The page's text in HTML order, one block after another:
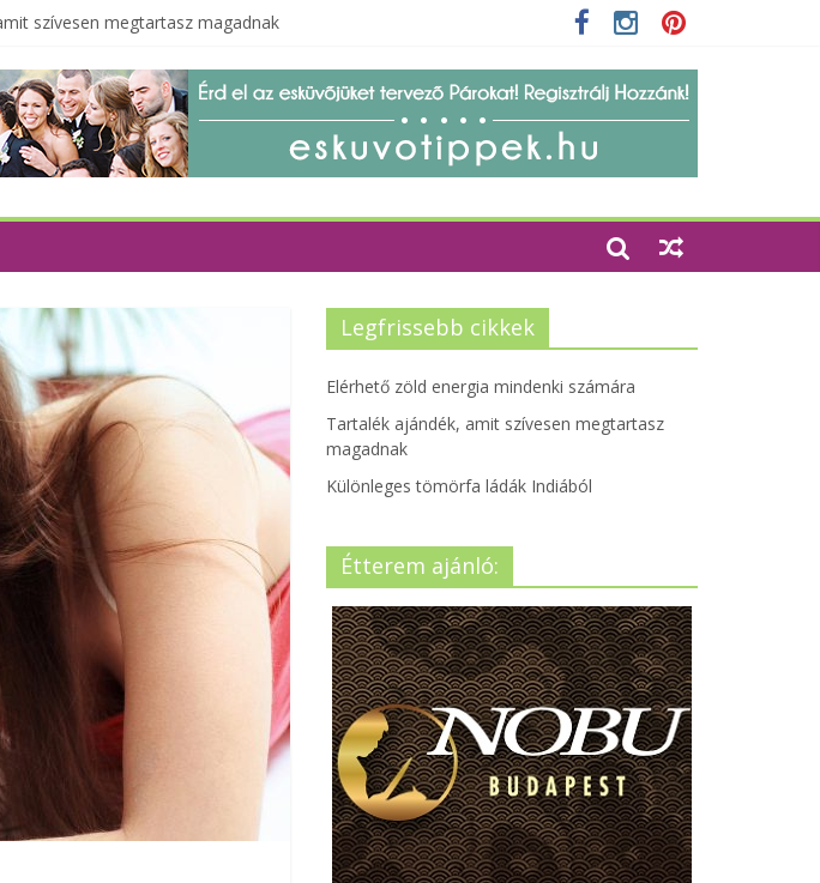
szívesen megtartasz magadnak
mosó- és parfümtermékek környezetbarát szempontjainak erősítése
utazásunkhoz?
Legfrissebb cikkek
Elérhető zöld energia mindenki számára
Tartalék ajándék, amit szívesen megtartasz
magadnak
Különleges tömörfa ládák Indiából
Étterem ajánló: